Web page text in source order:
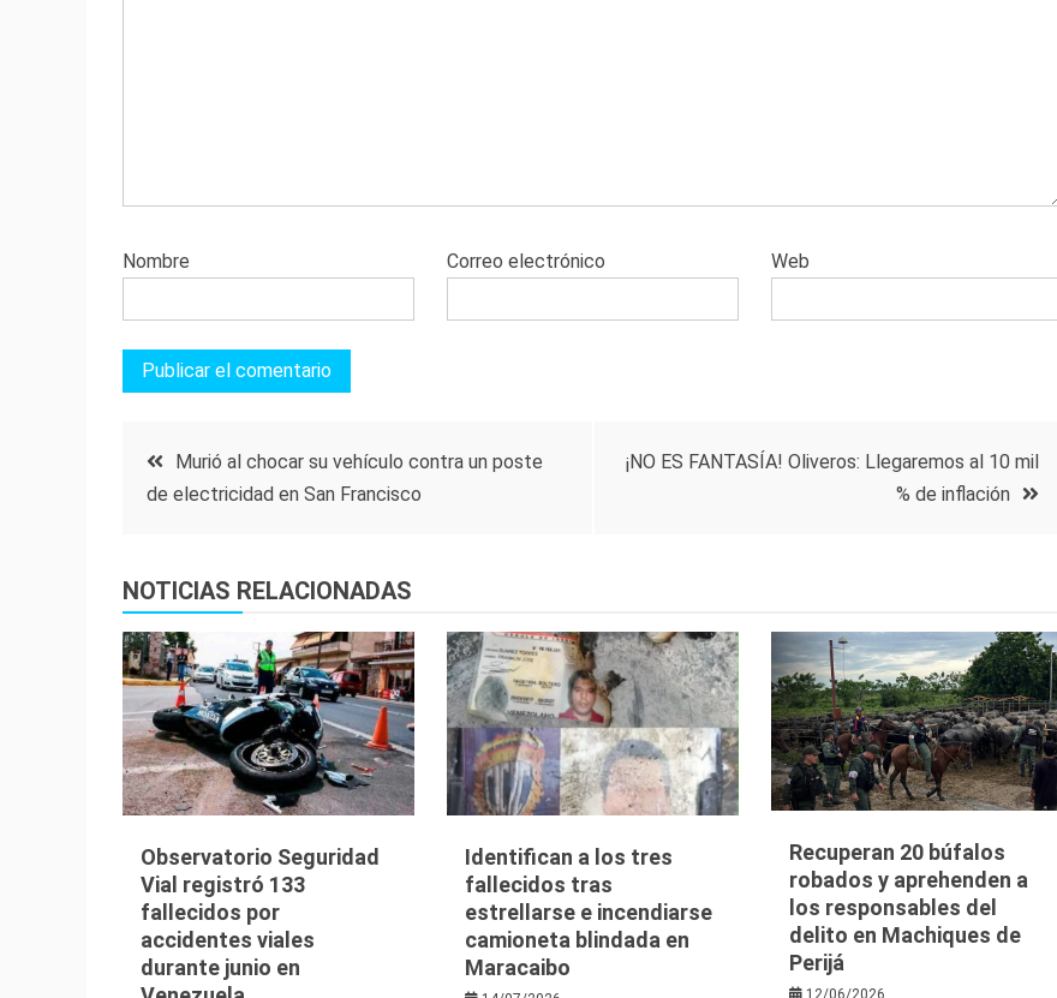
Nombre Correo electrónico Web
Navegación
entradas
Murió al chocar su vehículo contra un poste
de electricidad en San Francisco
¡NO ES FANTASÍA! Oliveros: Llegaremos al 10 mil
% de inflación
NOTICIAS RELACIONADAS
Observatorio Seguridad
Vial registró 133
fallecidos por
accidentes viales
durante junio en
Identifican a los tres
fallecidos tras
estrellarse e incendiarse
camioneta blindada en
Maracaibo
Recuperan 20 búfalos
robados y aprehenden a
los responsables del
delito en Machiques de
Perijá
12/06/2026